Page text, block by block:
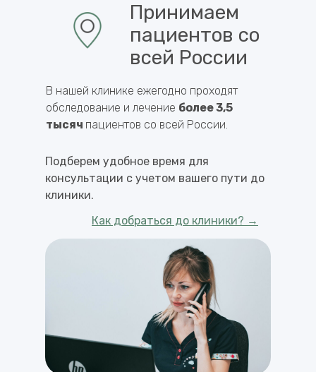
Принимаем
пациентов со
всей России
В нашей клинике ежегодно проходят
обследование и лечение более 3,5
тысяч пациентов со всей России.
Подберем удобное время для
консультации с учетом вашего пути до
клиники.
Как добраться до клиники? →